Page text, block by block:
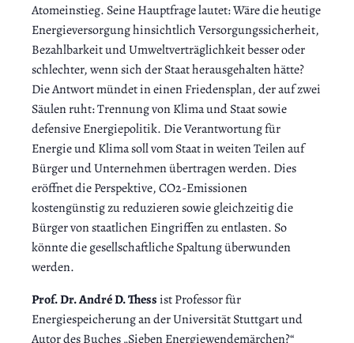
Atomeinstieg. Seine Hauptfrage lautet: Wäre die heutige
Energieversorgung hinsichtlich Versorgungssicherheit,
Bezahlbarkeit und Umweltverträglichkeit besser oder
schlechter, wenn sich der Staat herausgehalten hätte?
Die Antwort mündet in einen Friedensplan, der auf zwei
Säulen ruht: Trennung von Klima und Staat sowie
defensive Energiepolitik. Die Verantwortung für
Energie und Klima soll vom Staat in weiten Teilen auf
Bürger und Unternehmen übertragen werden. Dies
eröffnet die Perspektive, CO2-Emissionen
kostengünstig zu reduzieren sowie gleichzeitig die
Bürger von staatlichen Eingriffen zu entlasten. So
könnte die gesellschaftliche Spaltung überwunden
werden.
Prof. Dr. André D. Thessist Professor für
Energiespeicherung an der Universität Stuttgart und
Autor des Buches „Sieben Energiewendemärchen?“